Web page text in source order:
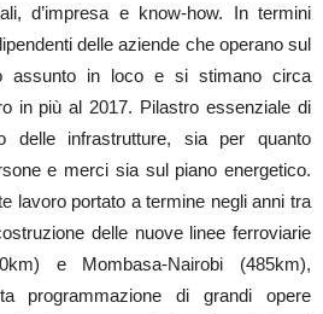
d’impresa e know-how. In termini
delle aziende che operano sul
assunto in loco e si stimano circa
in più al 2017. Pilastro essenziale di
delle infrastrutture, sia per quanto
e merci sia sul piano energetico.
lavoro portato a termine negli anni tra
delle nuove linee ferroviarie
e Mombasa-Nairobi (485km),
programmazione di grandi opere